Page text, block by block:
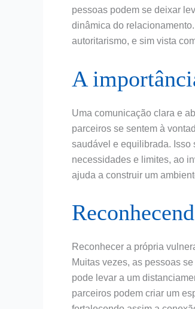
pessoas podem se deixar
dinâmica do
autoritarismo, e sim vista
A
Uma comunicação clara e
parceiros se sentem à
saudável e equilibrada. Isso
necessidades e limites, ao
ajuda a construir um
Reconhecer a própria
Muitas vezes, as pessoas
pode levar a um
parceiros podem criar um